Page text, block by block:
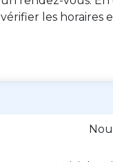
vérifier les horaires